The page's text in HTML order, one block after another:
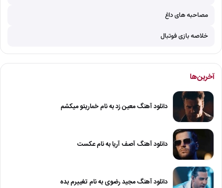
مصاحبه های داغ
خلاصه بازی فوتبال
آخرین‌ها
دانلود آهنگ معین زد به نام خماریتو میکشم
دانلود آهنگ آصف آریا به نام عکست
دانلود آهنگ مجید رضوی به نام تغییرم بده